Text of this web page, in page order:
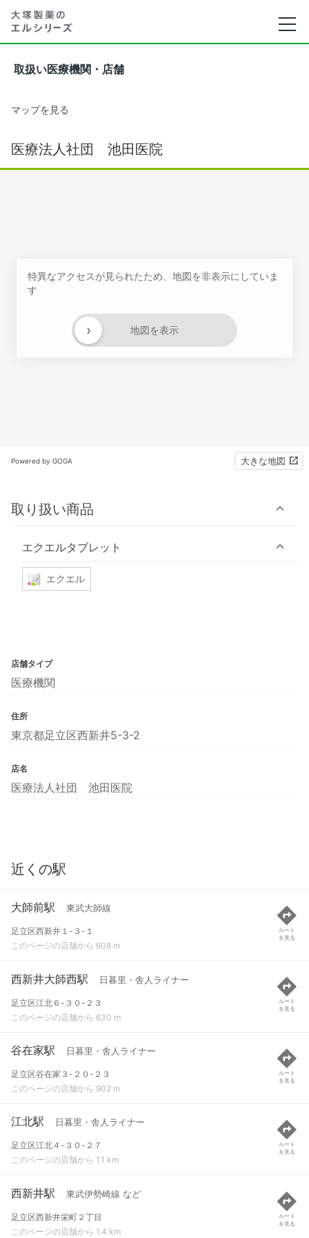
取扱い医療機関・店舗
マップを見る
医療法人社団 池田医院
特異なアクセスが見られたため、地図を非表示にしていま
す
地図を表示
›
Powered by GOGA 大きな地図
取り扱い商品
エクエルタブレット
エクエル
店舗タイプ
医療機関
住所
東京都足立区西新井5-3-2
店名
医療法人社団 池田医院
近くの駅
大師前駅 東武大師線
足立区西新井１-３-１
このページの店舗から 608 m
ルート
を見る
西新井大師西駅 日暮里・舎人ライナー
足立区江北６-３０-２３
このページの店舗から 630 m
ルート
を見る
谷在家駅 日暮里・舎人ライナー
足立区谷在家３-２０-２３
このページの店舗から 902 m
ルート
を見る
江北駅 日暮里・舎人ライナー
足立区江北４-３０-２７
このページの店舗から 1.1 km
ルート
を見る
西新井駅 東武伊勢崎線 など
足立区西新井栄町２丁目
このページの店舗から 1.4 km
ルート
を見る